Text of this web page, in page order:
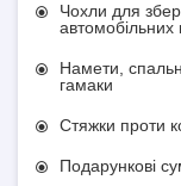
Чохли для
автомобільних
Намети,
гамаки
Стяжки проти
Подарункові